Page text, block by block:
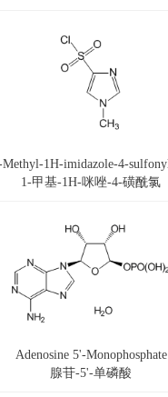
1-甲基-1H-咪唑-4-磺酰氯
Adenosine 5'-Monophosphate
腺苷-5'-单磷酸